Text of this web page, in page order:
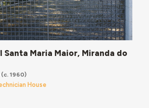
Santa Maria Maior, Miranda do
1960)
House